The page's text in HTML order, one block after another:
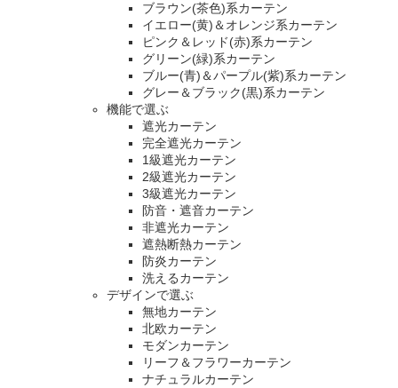
ブラウン(茶色)系カーテン
イエロー(黄)＆オレンジ系カーテン
ピンク＆レッド(赤)系カーテン
グリーン(緑)系カーテン
ブルー(青)＆パープル(紫)系カーテン
グレー＆ブラック(黒)系カーテン
機能で選ぶ
遮光カーテン
完全遮光カーテン
1級遮光カーテン
2級遮光カーテン
3級遮光カーテン
防音・遮音カーテン
非遮光カーテン
遮熱断熱カーテン
防炎カーテン
洗えるカーテン
デザインで選ぶ
無地カーテン
北欧カーテン
モダンカーテン
リーフ＆フラワーカーテン
ナチュラルカーテン